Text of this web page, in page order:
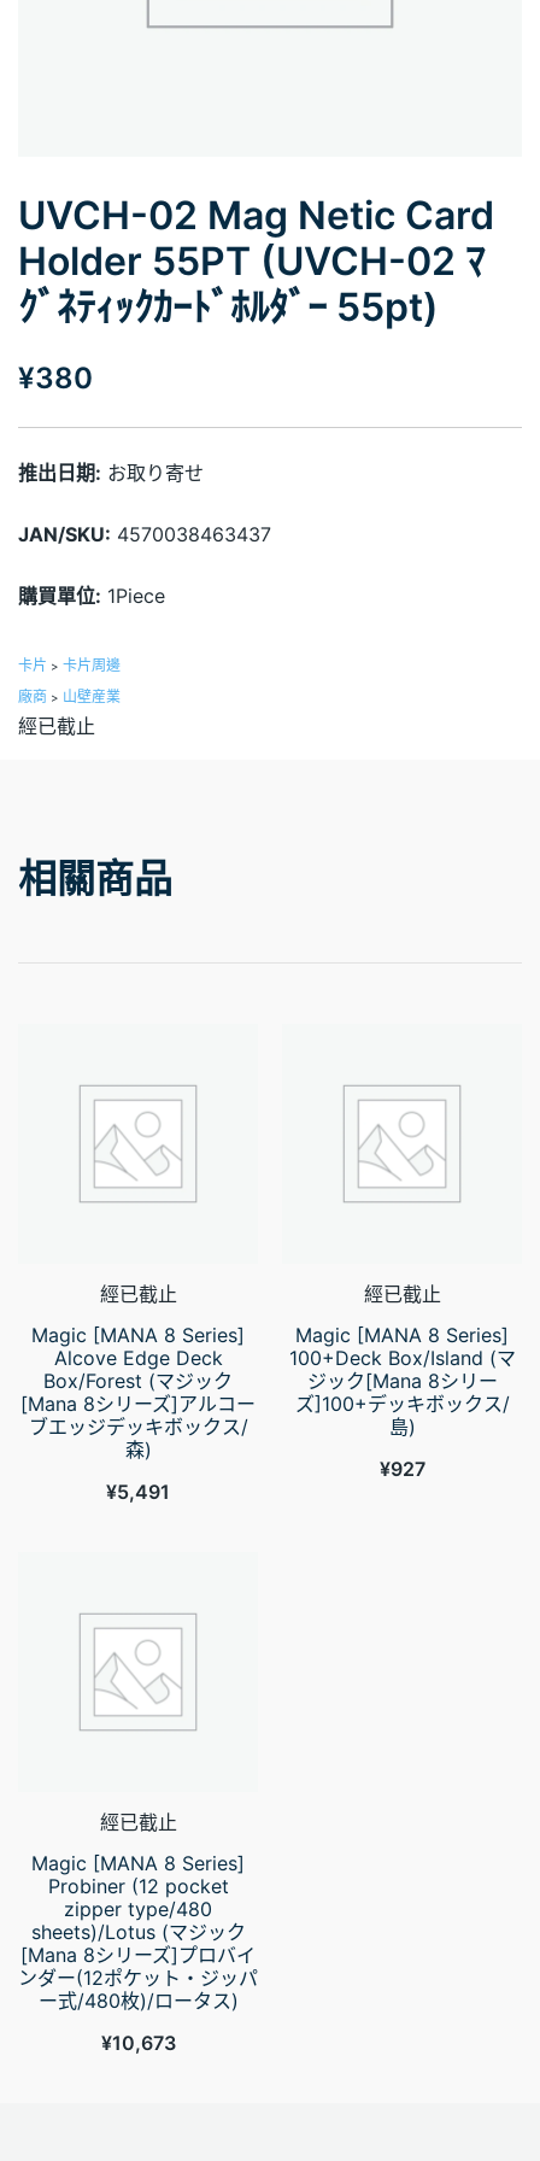
UVCH-02 Mag Netic Card
Holder 55PT (UVCH-02 ﾏ
ｸﾞﾈﾃｨｯｸｶｰﾄﾞﾎﾙﾀﾞｰ 55pt)
¥380
推出日期: お取り寄せ
JAN/SKU: 4570038463437
購買單位: 1Piece
卡片 > 卡片周邊
廠商 > 山壁産業
經已截止
相關商品
經已截止
Magic [MANA 8 Series]
Alcove Edge Deck
Box/Forest (マジック
[Mana 8シリーズ]アルコー
ブエッジデッキボックス/
森)
¥5,491
經已截止
Magic [MANA 8 Series]
100+Deck Box/Island (マ
ジック[Mana 8シリー
ズ]100+デッキボックス/
島)
¥927
經已截止
Magic [MANA 8 Series]
Probiner (12 pocket
zipper type/480
sheets)/Lotus (マジック
[Mana 8シリーズ]プロバイ
ンダー(12ポケット・ジッパ
ー式/480枚)/ロータス)
¥10,673